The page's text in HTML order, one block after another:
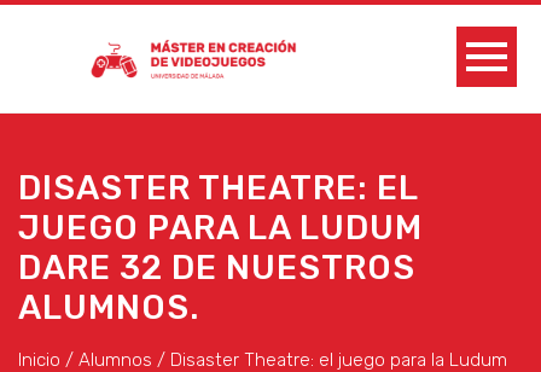
DISASTER THEATRE: EL
JUEGO PARA LA LUDUM
DARE 32 DE NUESTROS
ALUMNOS.
Inicio / Alumnos / Disaster Theatre: el juego para la Ludum